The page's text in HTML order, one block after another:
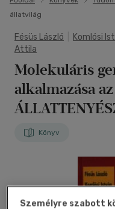
állatvilág
Fésüs László Komlósi
Attila
Molekuláris
alkalmazása
Könyv
Személyre szabott